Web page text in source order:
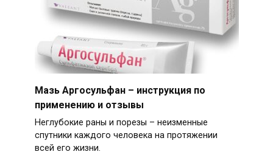
Мазь Аргосульфан – инструкция по
применению и отзывы
Неглубокие раны и порезы – неизменные
спутники каждого человека на протяжении
всей его жизни.